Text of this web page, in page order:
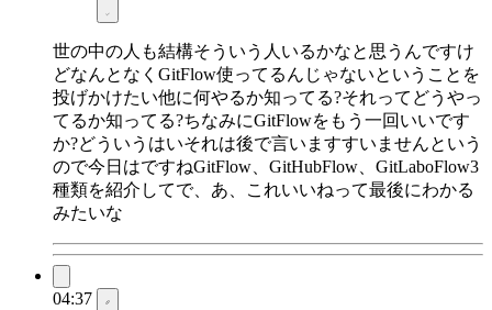
世の中の人も結構そういう人いるかなと思うんですけ
どなんとなくGitFlow使ってるんじゃないということを
投げかけたい他に何やるか知ってる?それってどうやっ
てるか知ってる?ちなみにGitFlowをもう一回いいです
か?どういうはいそれは後で言いますすいませんという
ので今日はですねGitFlow、GitHubFlow、GitLaboFlow3
種類を紹介してで、あ、これいいねって最後にわかる
みたいな
04:37